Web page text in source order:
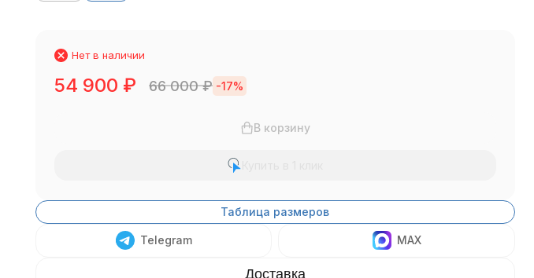
Нет в наличии
54 900 ₽ 66 000₽ -17%
В корзину
Таблица размеров
Telegram MAX